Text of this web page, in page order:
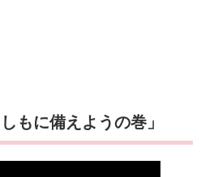
もに備えようの巻」